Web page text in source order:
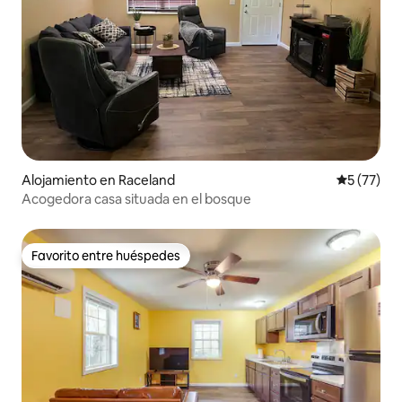
Alojamiento en Raceland
5 (77)
Acogedora casa situada en el bosque
Favorito entre huéspedes
Favorito entre huéspedes